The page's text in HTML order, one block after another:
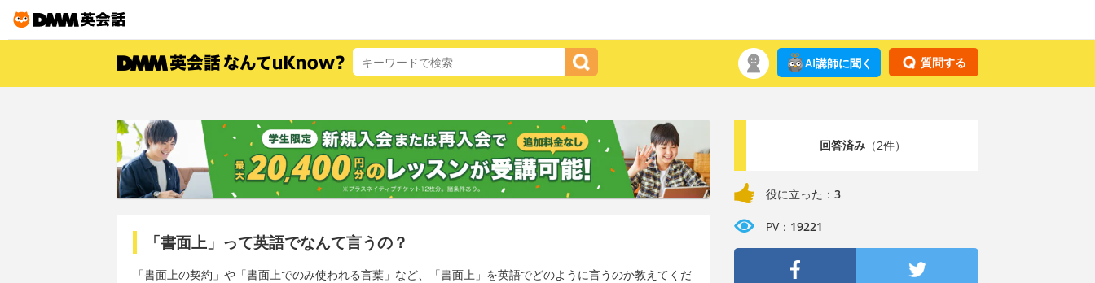
質問する
AI講師に聞く
「書面上」って英語でなんて言うの？
「書面上の契約」や「書面上でのみ使われる言葉」など、「書面上」を英語でどのように言うのか教えてくだ
回答済み（2件）
役に立った： 3
PV： 19221